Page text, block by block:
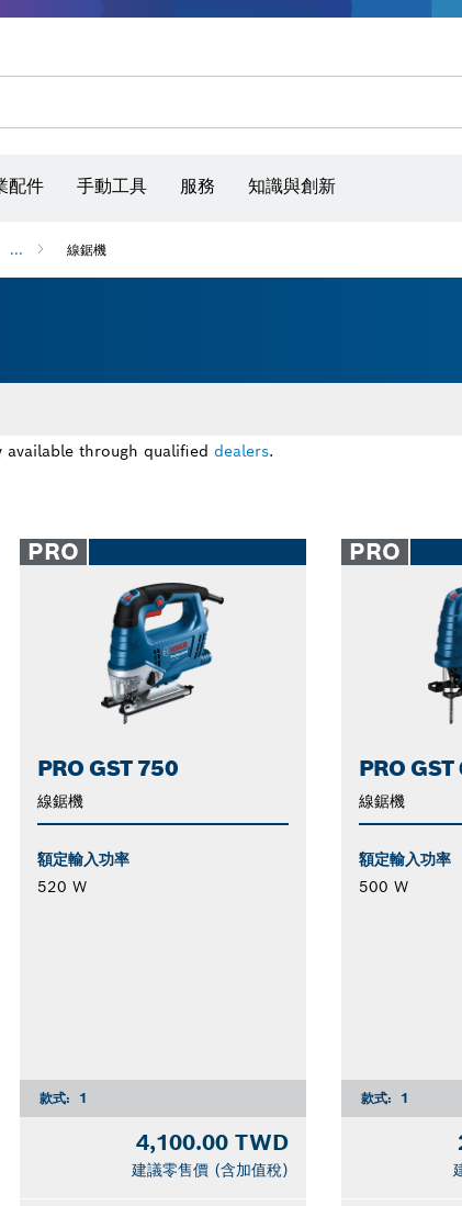
配件 手動工具 服務 知識與創新
... 線鋸機
available through qualified dealers.
PRO
PRO GST 750
線鋸機
額定輸入功率
520 W
款式: 1
4,100.00 TWD
建議零售價 (含加值稅)
PRO
PRO
線鋸機
額定輸入功率
500 W
款式: 1